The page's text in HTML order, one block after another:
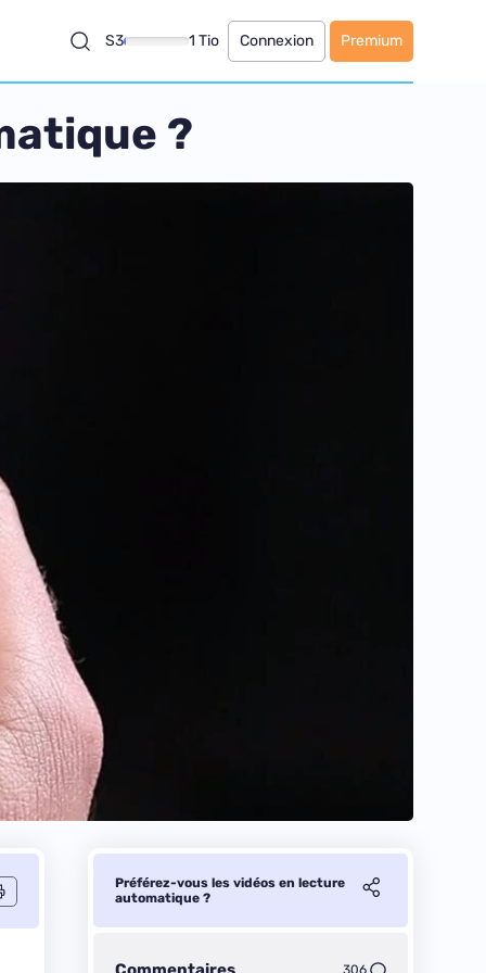
S3 1 Tio Connexion Premium
?
Préférez-vous les vidéos en lecture
automatique ?
306